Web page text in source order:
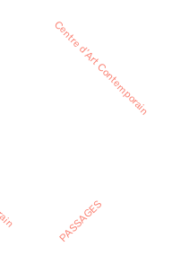
Centre d’Art Contemporain
PASSAGES